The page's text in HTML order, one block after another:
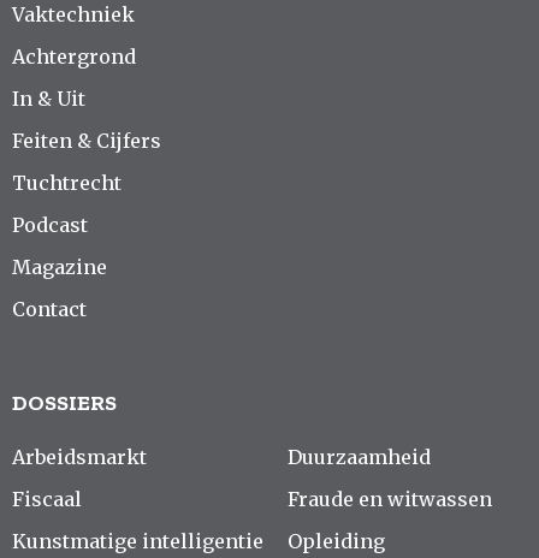
Vaktechniek
Achtergrond
In & Uit
Feiten & Cijfers
Tuchtrecht
Podcast
Magazine
Contact
DOSSIERS
Arbeidsmarkt
Fiscaal
Kunstmatige intelligentie
Duurzaamheid
Fraude en witwassen
Opleiding